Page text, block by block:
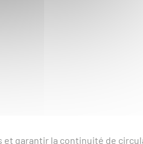
et garantir la continuité de